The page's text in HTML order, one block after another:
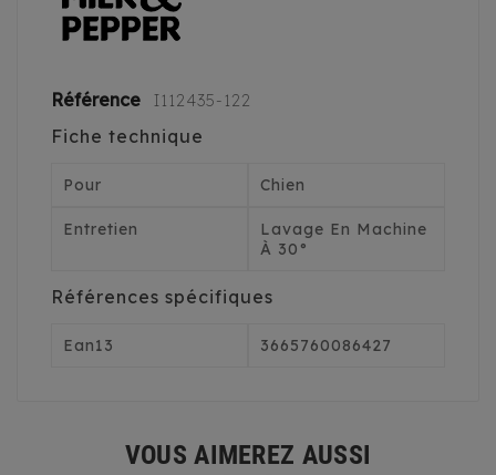
Référence I112435-122
Fiche technique
Pour Chien
Entretien
Lavage En Machine
À 30°
Références spécifiques
Ean13 3665760086427
VOUS AIMEREZ AUSSI